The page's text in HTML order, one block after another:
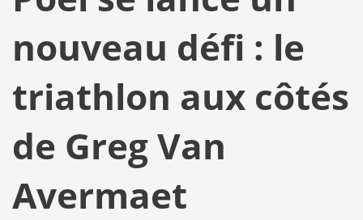
nouveau défi : le
triathlon aux côtés
de Greg Van
Avermaet